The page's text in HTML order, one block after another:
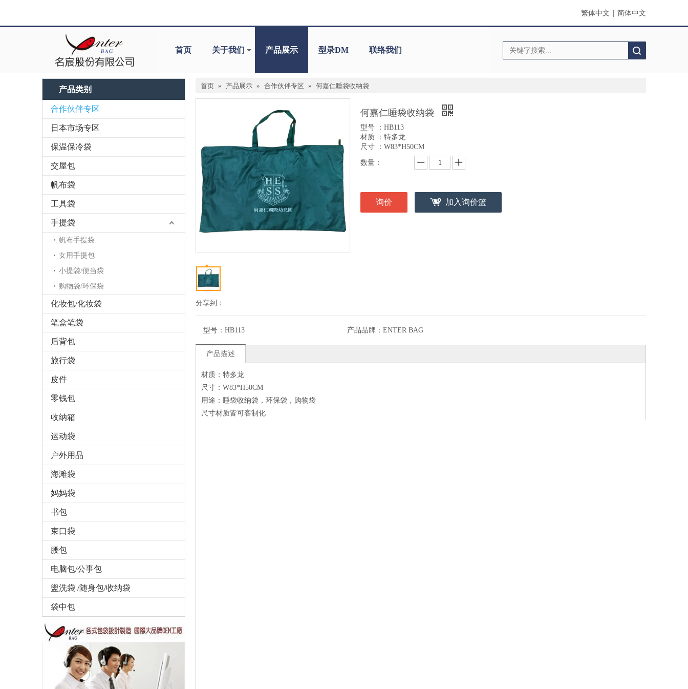
繁体中文 简体中文
首页 关于我们 产品展示 型录DM 联络我们
产品类别
合作伙伴专区
日本市场专区
保温保冷袋
交屋包
帆布袋
工具袋
手提袋
帆布手提袋
女用手提包
小提袋/便当袋
购物袋/环保袋
化妆包/化妆袋
笔盒笔袋
后背包
旅行袋
皮件
零钱包
收纳箱
运动袋
户外用品
海滩袋
妈妈袋
书包
束口袋
腰包
电脑包/公事包
盥洗袋 /随身包/收纳袋
袋中包
首页 » 产品展示 » 合作伙伴专区 » 何嘉仁睡袋收纳袋
分享到：
何嘉仁睡袋收纳袋
型号 ：HB113
材质 ：特多龙
尺寸 ：W83*H50CM
数量：
询价 加入询价篮
型号： HB113 产品品牌： ENTER BAG
产品描述
材质：特多龙
尺寸：W83*H50CM
用途：睡袋收纳袋 ， 环保袋，购物袋
尺寸材质皆可客制化